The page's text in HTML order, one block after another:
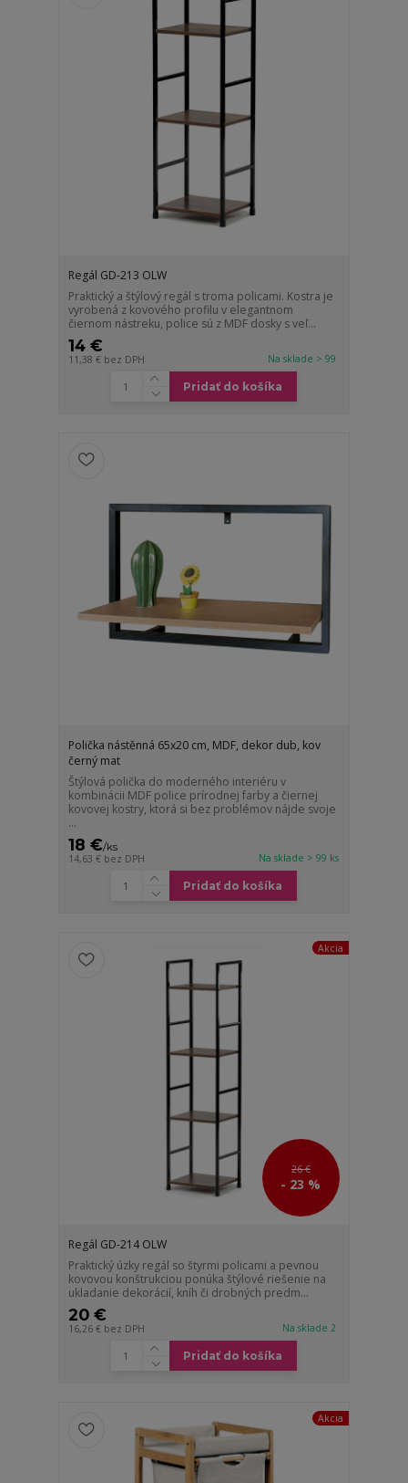
Regál GD-213 OLW
Praktický a štýlový regál s troma policami. Kostra je
vyrobená z kovového profilu v elegantnom
čiernom nástreku, police sú z MDF dosky s veľ...
14 €
11,38 € bez DPH Na sklade > 99
Pridať do košíka
Polička nástěnná 65x20 cm, MDF, dekor dub, kov
černý mat
Štýlová polička do moderného interiéru v
kombinácii MDF police prírodnej farby a čiernej
kovovej kostry, ktorá si bez problémov nájde svoje
...
18 €/ks
14,63 € bez DPH Na sklade > 99 ks
Pridať do košíka
Akcia
26 €
- 23 %
Regál GD-214 OLW
Praktický úzky regál so štyrmi policami a pevnou
kovovou konštrukciou ponúka štýlové riešenie na
ukladanie dekorácií, kníh či drobných predm...
20 €
16,26 € bez DPH Na sklade 2
Pridať do košíka
Akcia